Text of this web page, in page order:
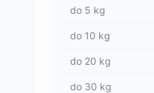
do 5 kg
do 10 kg
do 20 kg
do 30 kg